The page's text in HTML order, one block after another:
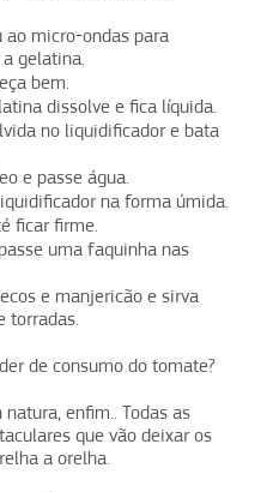
ao micro-ondas para
gelatina.
bem.
dissolve e fica líquida.
no liquidificador e bata
e passe água.
na forma úmida.
ficar firme.
uma faquinha nas
e manjericão e sirva
torradas.
de consumo do tomate?
enfim.. Todas as
que vão deixar os
a orelha.